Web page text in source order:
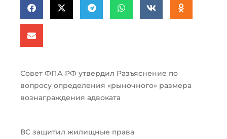
Совет ФПА РФ утвердил Разъяснение по
вопросу определения «рыночного» размера
вознаграждения адвоката
ВС защитил жилищные права